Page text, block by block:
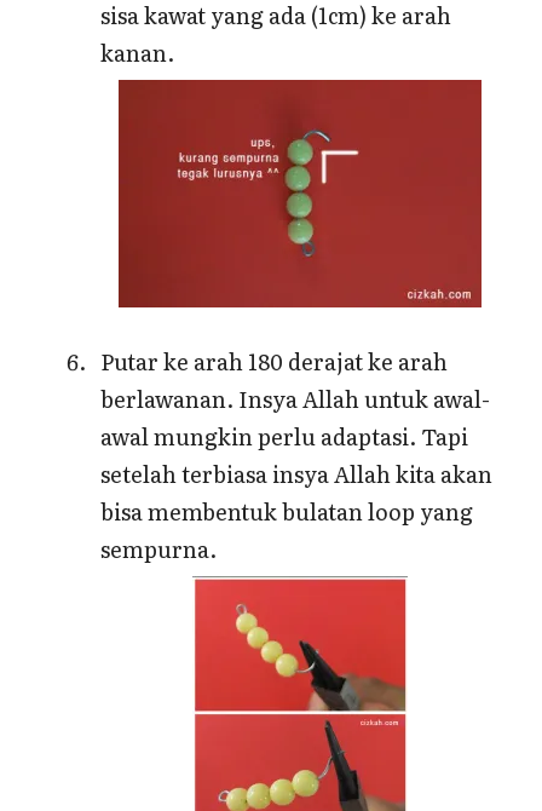
sisa kawat yang ada (1cm) ke arah
kanan.
Putar ke arah 180 derajat ke arah
berlawanan. Insya Allah untuk awal-
awal mungkin perlu adaptasi. Tapi
setelah terbiasa insya Allah kita akan
bisa membentuk bulatan loop yang
sempurna.